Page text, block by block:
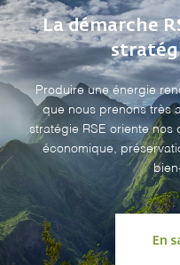
La démarche
Produire une énergie
que nous prenons très
stratégie RSE oriente
économique,
En